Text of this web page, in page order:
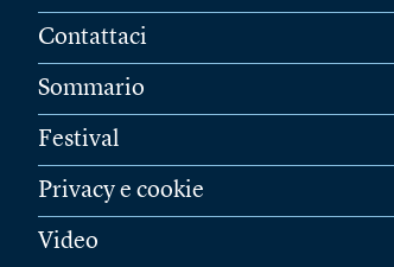
Contattaci
Sommario
Festival
Privacy e cookie
Video